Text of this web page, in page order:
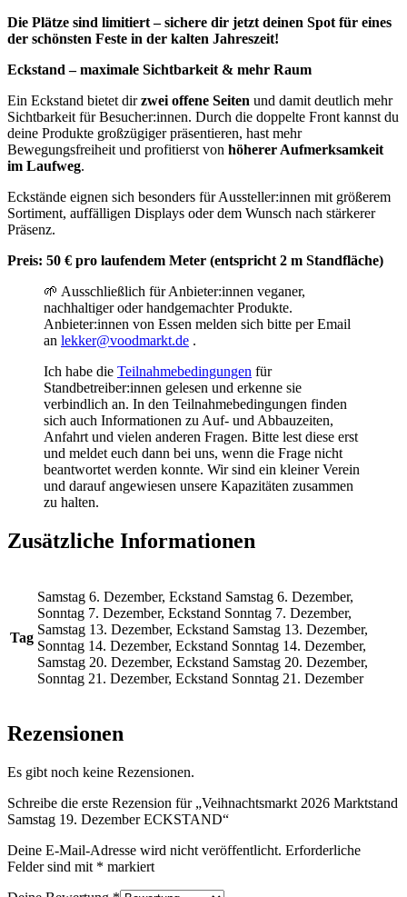
Die Plätze sind limitiert – sichere dir jetzt deinen Spot für eines
der schönsten Feste in der kalten Jahreszeit!
Eckstand – maximale Sichtbarkeit & mehr Raum
Ein Eckstand bietet dirzwei offene Seiten und damit deutlich mehr
Sichtbarkeit für Besucher:innen. Durch die doppelte Front kannst du
deine Produkte großzügiger präsentieren, hast mehr
Bewegungsfreiheit und profitierst von höherer Aufmerksamkeit
im Laufweg.
Eckstände eignen sich besonders für Aussteller:innen mit größerem
Sortiment, auffälligen Displays oder dem Wunsch nach stärkerer
Präsenz.
Preis: 50 € pro laufendem Meter (entspricht 2 m Standfläche)
🌱 Ausschließlich für Anbieter:innen veganer,
nachhaltiger oder handgemachter Produkte.
Anbieter:innen von Essen melden sich bitte per Email
an lekker@voodmarkt.de .
Ich habe die Teilnahmebedingungen für
Standbetreiber:innen gelesen und erkenne sie
verbindlich an. In den Teilnahmebedingungen finden
sich auch Informationen zu Auf- und Abbauzeiten,
Anfahrt und vielen anderen Fragen. Bitte lest diese erst
und meldet euch dann bei uns, wenn die Frage nicht
beantwortet werden konnte. Wir sind ein kleiner Verein
und darauf angewiesen unsere Kapazitäten zusammen
zu halten.
Zusätzliche Informationen
Tag
Samstag 6. Dezember, Eckstand Samstag 6. Dezember,
Sonntag 7. Dezember, Eckstand Sonntag 7. Dezember,
Samstag 13. Dezember, Eckstand Samstag 13. Dezember,
Sonntag 14. Dezember, Eckstand Sonntag 14. Dezember,
Samstag 20. Dezember, Eckstand Samstag 20. Dezember,
Sonntag 21. Dezember, Eckstand Sonntag 21. Dezember
Rezensionen
Es gibt noch keine Rezensionen.
Schreibe die erste Rezension für „Veihnachtsmarkt 2026 Marktstand
Samstag 19. Dezember ECKSTAND“
Deine E-Mail-Adresse wird nicht veröffentlicht. Erforderliche
Felder sind mit * markiert